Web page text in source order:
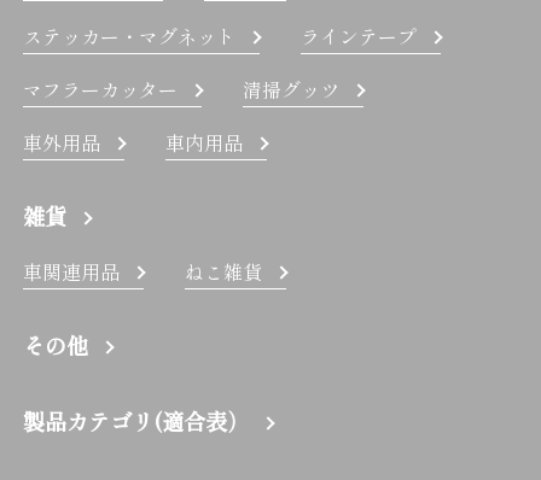
ステッカー・マグネット
ラインテープ
マフラーカッター
清掃グッツ
車外用品
車内用品
雑貨
車関連用品 ねこ雑貨
その他
製品カテゴリ(適合表）